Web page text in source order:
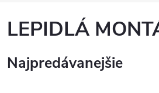
LEPIDLÁ
Najpredávanejšie